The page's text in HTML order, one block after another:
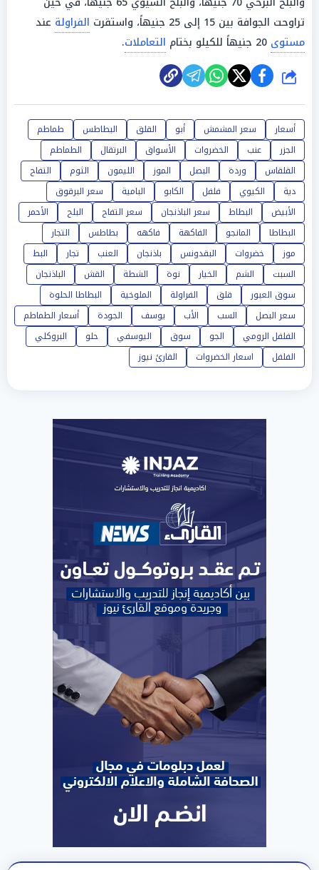
تراوحت الجوافة بين 15 إلى 25 جنيهاً، واستقرت
الفراولة عند
مستوى
التعاملات.
شارك
أسعار سعر المشمش أبو القلق البطاطس
طماطم
الجزر
عنب الخضروات الأسواق البرتقال
الطماطم
القلقاس
وردة البصل الموز الليمون الثوم
التفاح
دية
الكيوي فلفل الكابو البامية
سعر البرقوق
الأبيض
البطاط سعر الباذنجان سعر التفاح البلح
الأحمر
البطاطا
المانجو الفاكهة فاكهه بطاطس
التجار
موز
خضروات البقدونس باذنجان العنب تجار
البط
السبت
الشم الخيار نوة الشطة القش
الباذنجان
سوق العبور
قلق الفراولة الملوخية
البطاطا الحلوة
سعر البصل
السب الأب يوسف الجودة
أسعار الطماطم
الفلفل الرومي
الجو سوق اليوسفي حلو
البروكلي
الفلفل
اسعار الخضروات القارئ نيوز